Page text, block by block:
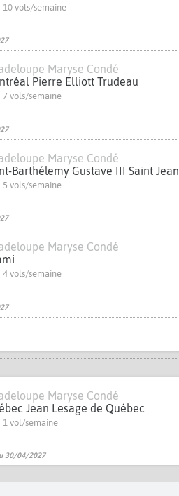
10 vols/semaine
Maryse Condé
Pierre Elliott Trudeau
7 vols/semaine
Maryse Condé
Barthélemy Gustave III Saint Jean
5 vols/semaine
Maryse Condé
4 vols/semaine
Maryse Condé
Jean Lesage de Québec
vol/semaine
30/04/2027